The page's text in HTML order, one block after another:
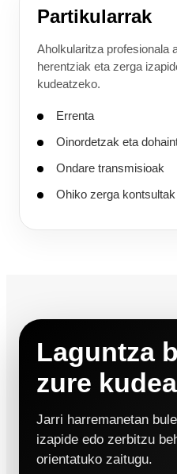
Partikularrak
Aholkularitza profesionala
herentziak eta zerga
kudeatzeko.
Errenta
Oinordetzak eta
Ondare transmisioak
Ohiko zerga kontsultak
Laguntza
zure
Jarri harremanetan
izapide edo zerbitzu
orientatuko zaitugu.